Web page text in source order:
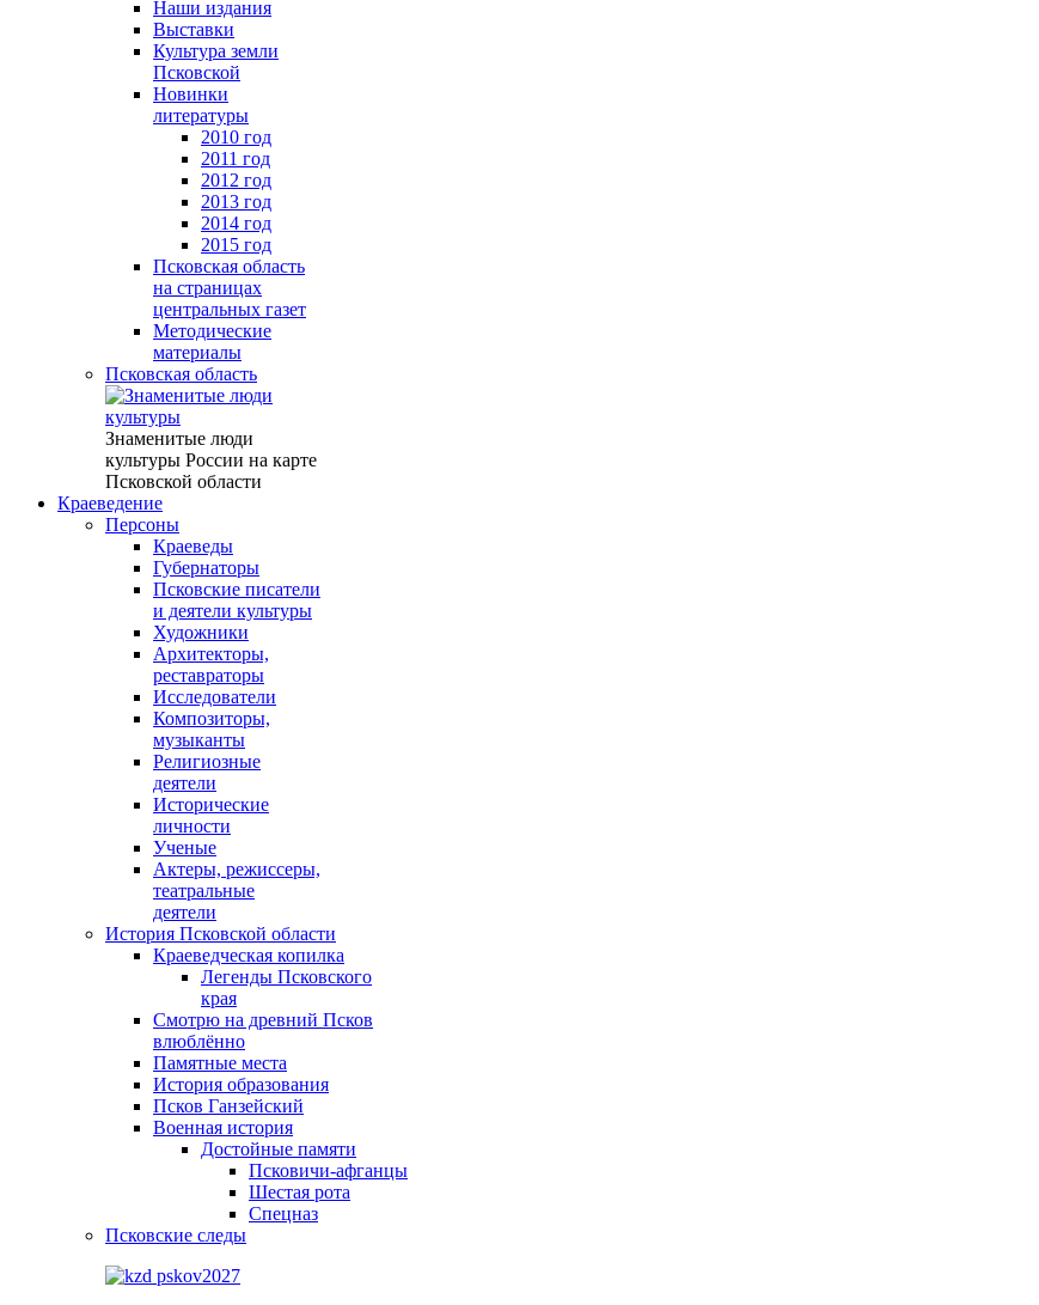
Наши издания
Выставки
Культура земли
Псковской
Новинки
литературы
2010 год
2011 год
2012 год
2013 год
2014 год
2015 год
Псковская область
на страницах
центральных газет
Методические
материалы
Псковская область
Знаменитые люди
культуры России на карте
Псковской области
Краеведение
Персоны
Краеведы
Губернаторы
Псковские писатели
и деятели культуры
Художники
Архитекторы,
реставраторы
Исследователи
Композиторы,
музыканты
Религиозные
деятели
Исторические
личности
Ученые
Актеры, режиссеры,
театральные
деятели
История Псковской области
Краеведческая копилка
Легенды Псковского
края
Смотрю на древний Псков
влюблённо
Памятные места
История образования
Псков Ганзейский
Военная история
Достойные памяти
Псковичи-афганцы
Шестая рота
Спецназ
Псковские следы